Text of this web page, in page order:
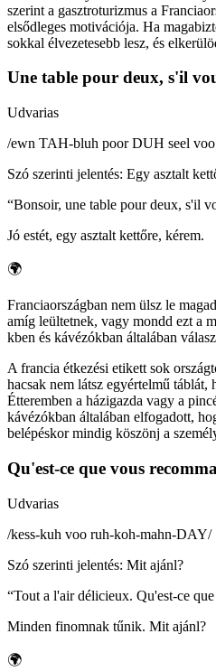
szerint a gasztroturizmus a
elsődleges motivációja. Ha
sokkal élvezetesebb lesz, és
Une table pour deux, s'il
Udvarias
/ewn TAH-bluh poor DUH seel
Szó szerinti jelentés: Egy asztalt
“Bonsoir, une table pour deux, s'il
Jó estét, egy asztalt kettőre, kérem.
🌍
Franciaországban nem ülsz le
amíg leültetnek, vagy mondd ezt a
kben és kávézókban általában
A francia étkezési etikett sok
hacsak nem látsz egyértelmű táblát,
Étteremben a házigazda vagy a
kávézókban általában elfogadott,
belépéskor mindig köszönj a
Qu'est-ce que vous
Udvarias
/kess-kuh voo ruh-koh-mahn-DAY/
Szó szerinti jelentés: Mit ajánl?
“Tout a l'air délicieux. Qu'est-ce
Minden finomnak tűnik. Mit ajánl?
🌍